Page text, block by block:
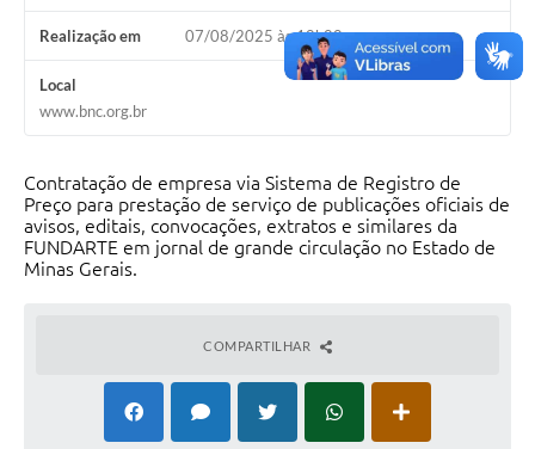
Realização em 07/08/2025 às 10h00
Local
www.bnc.org.br
Contratação de empresa via Sistema de Registro de
Preço para prestação de serviço de publicações oficiais de
avisos, editais, convocações, extratos e similares da
FUNDARTE em jornal de grande circulação no Estado de
Minas Gerais.
COMPARTILHAR